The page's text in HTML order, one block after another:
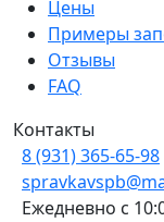
Цены
Примеры
Отзывы
FAQ
Контакты
8 (931) 365-65-98
Ежедневно с